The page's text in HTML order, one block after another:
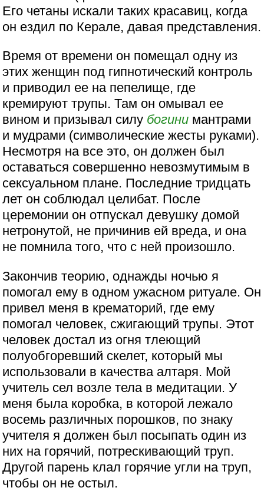
Его четаны искали таких красавиц, когда
он ездил по Керале, давая представления.
Время от времени он помещал одну из
этих женщин под гипнотический контроль
и приводил ее на пепелище, где
кремируют трупы. Там он омывал ее
вином и призывал силу богини мантрами
и мудрами (символические жесты руками).
Несмотря на все это, он должен был
оставаться совершенно невозмутимым в
сексуальном плане. Последние тридцать
лет он соблюдал целибат. После
церемонии он отпускал девушку домой
нетронутой, не причинив ей вреда, и она
не помнила того, что с ней произошло.
Закончив теорию, однажды ночью я
помогал ему в одном ужасном ритуале. Он
привел меня в крематорий, где ему
помогал человек, сжигающий трупы. Этот
человек достал из огня тлеющий
полуобгоревший скелет, который мы
использовали в качества алтаря. Мой
учитель сел возле тела в медитации. У
меня была коробка, в которой лежало
восемь различных порошков, по знаку
учителя я должен был посыпать один из
них на горячий, потрескивающий труп.
Другой парень клал горячие угли на труп,
чтобы он не остыл.